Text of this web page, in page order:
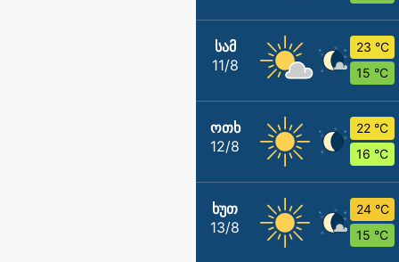
ᲡᲐᲛ
11/8
23 °C
15 °C
ᲝᲗᲮ
12/8
22 °C
16 °C
ᲮᲣᲗ
13/8
24 °C
15 °C